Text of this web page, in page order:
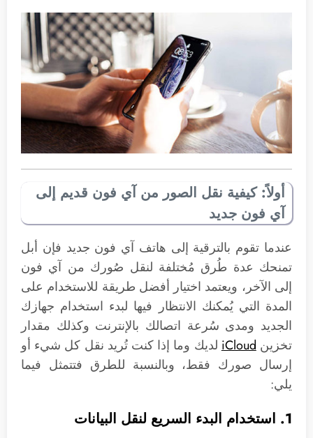
أولاً: كيفية نقل الصور من آي فون قديم إلى
آي فون جديد
عندما تقوم بالترقية إلى هاتف آي فون جديد فإن أبل
تمنحك عدة طُرق مُختلفة لنقل صُورك من آي فون
إلى الآخر، ويعتمد اختيار أفضل طريقة للاستخدام على
المدة التي يُمكنك الانتظار فيها لبدء استخدام جهازك
الجديد ومدى سُرعة اتصالك بالإنترنت وكذلك مقدار
تخزينiCloudلديك وما إذا كنت تُريد نقل كل شيء أو
إرسال صورك فقط، وبالنسبة للطرق فتتمثل فيما
يلي:
1. استخدام البدء السريع لنقل البيانات